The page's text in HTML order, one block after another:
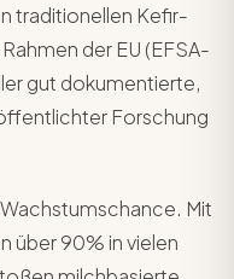
traditionellen Kefir-
der EU (EFSA-
gut dokumentierte,
Forschung
Mit
über 90% in vielen